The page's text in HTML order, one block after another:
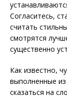
Согласитесь,
считать
смотрятся
существенно
Как известно,
выполненные
сказаться на